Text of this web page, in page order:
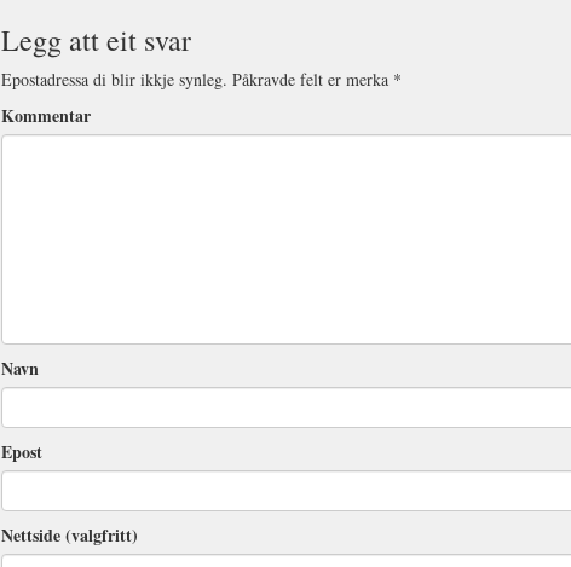
Legg att eit svar
Epostadressa di blir ikkje synleg. Påkravde felt er merka *
Kommentar
Navn
Epost
Nettside (valgfritt)